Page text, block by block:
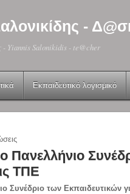
-
Yiannis Salonikidis - te@cher
Εκπαιδευτικό λογισμικό
Πανελλήνιο
ΤΠΕ
Συνέδριο των Εκπαιδευτικών